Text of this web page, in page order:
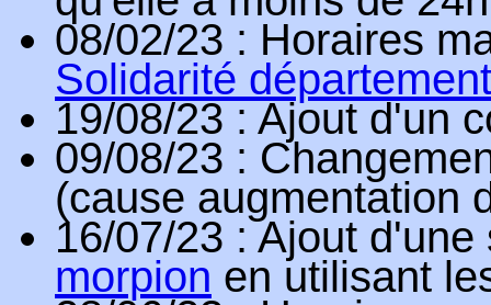
08/02/23 : Horaires
Solidarité
19/08/23 : Ajout d'un
09/08/23 :
(cause augmentation
16/07/23 : Ajout
morpion en utilisant